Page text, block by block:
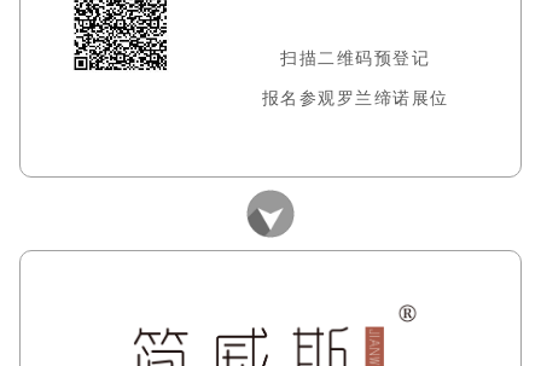
扫描二维码预登记
报名参观罗兰缔诺展位